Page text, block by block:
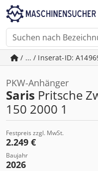
/ ... / Inserat-ID:
PKW-Anhänger
Saris Pritsche
150 2000 1
Festpreis zzgl. MwSt.
2.249 €
Baujahr
2026